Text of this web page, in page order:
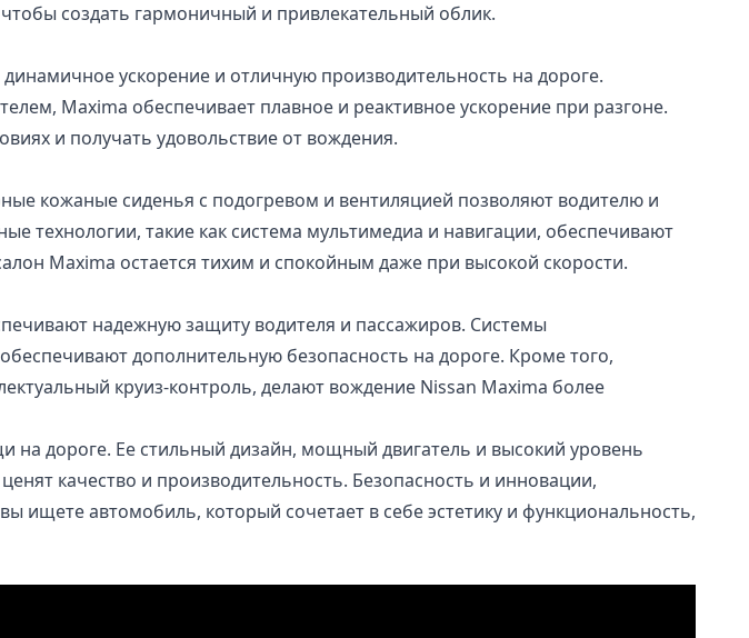
создать гармоничный и привлекательный облик.
ускорение и отличную производительность на дороге.
Maxima обеспечивает плавное и реактивное ускорение при разгоне.
и получать удовольствие от вождения.
кожаные сиденья с подогревом и вентиляцией позволяют водителю и
такие как система мультимедиа и навигации, обеспечивают
Maxima остается тихим и спокойным даже при высокой скорости.
надежную защиту водителя и пассажиров. Системы
дополнительную безопасность на дороге. Кроме того,
круиз-контроль, делают вождение Nissan Maxima более
на дороге. Ее стильный дизайн, мощный двигатель и высокий уровень
качество и производительность. Безопасность и инновации,
ищете автомобиль, который сочетает в себе эстетику и функциональность,